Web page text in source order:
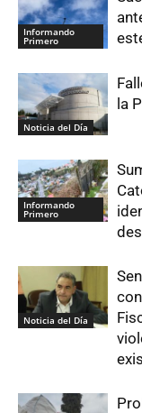
Informando
Primero
Noticia del Día
la
Informando
Primero
Noticia del Día